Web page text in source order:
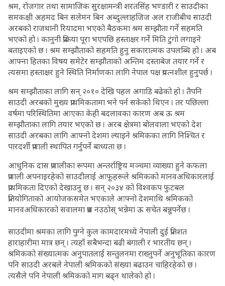
श्रम, रोजगार तथा सामाजिक सुरक्षामन्त्री शरतसिंह भण्डारी र साउदीका
समकक्षी अहमद बिन सलेमन बिन अब्दुल्लाहजिज अल राजीबीच साउदी
अरबको राजधानी रियादमा भएको बैठकमा श्रम सम्झौता गर्ने सहमति
भएको हो । कानुनी प्रक्रिया पूरा भएपछि हस्ताक्षर गर्ने मिति टुंगो लगाइने
बताइएको छ । श्रम सम्झौताको सहमति हुनु सकारात्मक उपलब्धि हो । अब
आफ्ना हितका विषय समेटेर सम्झौताको अन्तिम दस्ताबेज तयार गर्ने र
त्यसमा हस्ताक्षर हुने स्थिति निर्माणका लागि नेपाल पक्ष प्रयत्नशील हुनुपर्छ ।
श्रम सम्झौताका लागि सन् २०१० देखि पहल अगाडि बढेको हो । तैपनि
साउदी अरबको मुख्य प्राथमिकतामा भने पर्न सकेको थिएन । तर पछिल्ला
वर्षमा परिस्थितिमा आएका केही बदलावका कारण अब ऊ श्रम
सम्झौताका लागि तयार भएको छ । अरब क्षेत्रमा बोलवाला भएको देश
साउदी अरबका लागि आफ्नो देशमा ल्याइने श्रमिकका लागि निश्चित र
पारदर्शी प्रणाली स्थापित गर्नुपर्ने बाध्यता छ ।
आधुनिक दास प्रणालीका रूपमा अन्तर्राष्ट्रिय मञ्चमा व्याख्या हुने कफला
प्रणाली अपनाइरहेको साउदीलाई आफूहरूले श्रमिकको मानवअधिकारलाई
प्राथमिकता दिएको देखाउनु छ । सन् २०३४ को विश्वकप फुटबल
प्रतियोगिताको आयोजकसमेत भएकाले आफ्नो देशमाथि श्रमिकको
मानवअधिकारको सवालमा प्रश्न नउठोस् भन्नेमा ऊ सचेत बन्नुपर्नेछ ।
साउदीमा श्रमका लागि पुग्ने कुल कामदारमध्ये नेपाली दुई प्रतिशत
हाराहारीमा मात्र छन् । त्यहाँ सबैभन्दा बढी बंगाली र भारतीय छन् ।
श्रमिकको संख्यात्मक अनुपातलाई सन्तुलनमा राख्नुपर्ने अनुभूतिका कारण
पनि साउदी अरबले नेपाली श्रमिकको संख्या बढाउन चाहिरहेको छ ।
त्यसैले पनि नेपाली श्रमिकको माग बढ्न थालेको हो ।